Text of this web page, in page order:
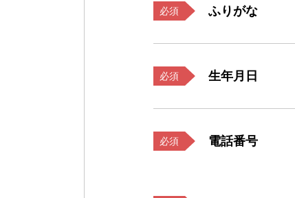
必須 ふりがな
必須 生年月日
必須 電話番号